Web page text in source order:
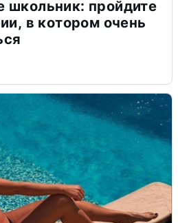
школьник: пройдите
в котором очень